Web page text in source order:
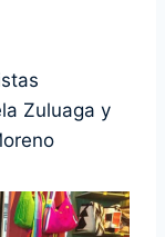
Zuluaga y